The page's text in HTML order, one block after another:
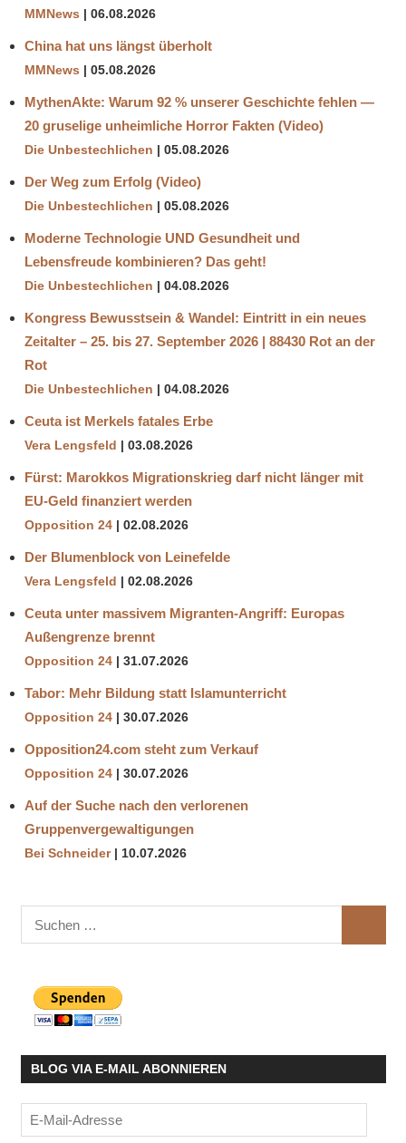
MMNews 06.08.2026
China hat uns längst überholt
MMNews 05.08.2026
MythenAkte: Warum 92 % unserer Geschichte fehlen —
20 gruselige unheimliche Horror Fakten (Video)
Die Unbestechlichen 05.08.2026
Der Weg zum Erfolg (Video)
Die Unbestechlichen 05.08.2026
Moderne Technologie UND Gesundheit und
Lebensfreude kombinieren? Das geht!
Die Unbestechlichen 04.08.2026
Kongress Bewusstsein & Wandel: Eintritt in ein neues
Zeitalter – 25. bis 27. September 2026 | 88430 Rot an der
Rot
Die Unbestechlichen 04.08.2026
Ceuta ist Merkels fatales Erbe
Vera Lengsfeld 03.08.2026
Fürst: Marokkos Migrationskrieg darf nicht länger mit
EU-Geld finanziert werden
Opposition 24 02.08.2026
Der Blumenblock von Leinefelde
Vera Lengsfeld 02.08.2026
Ceuta unter massivem Migranten-Angriff: Europas
Außengrenze brennt
Opposition 24 31.07.2026
Tabor: Mehr Bildung statt Islamunterricht
Opposition 24 30.07.2026
Opposition24.com steht zum Verkauf
Opposition 24 30.07.2026
Auf der Suche nach den verlorenen
Gruppenvergewaltigungen
Bei Schneider 10.07.2026
Suchen
nach:
BLOG VIA E-MAIL ABONNIEREN
E-
Mail-